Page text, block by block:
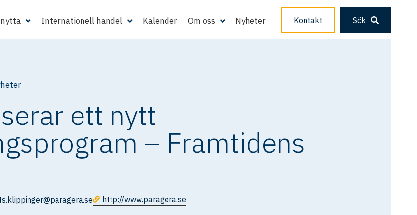
Internationell handel Kalender Om oss Nyheter Kontakt Sök
ett nytt
– Framtidens
http://www.paragera.se